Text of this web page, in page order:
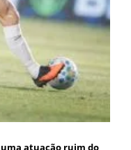
atuação ruim do